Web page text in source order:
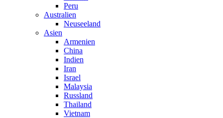
Peru
Australien
Neuseeland
Asien
Armenien
China
Indien
Iran
Israel
Malaysia
Russland
Thailand
Vietnam